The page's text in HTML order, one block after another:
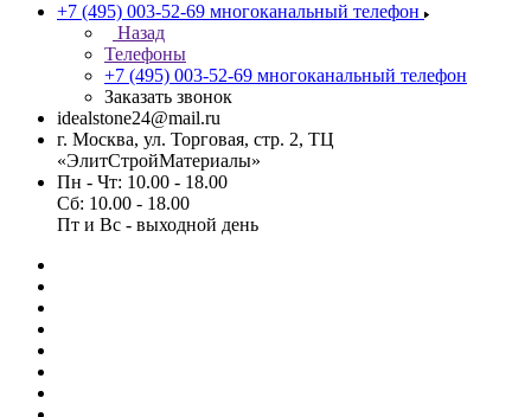
+7 (495) 003-52-69 многоканальный телефон
Назад
Телефоны
+7 (495) 003-52-69 многоканальный телефон
Заказать звонок
idealstone24@mail.ru
г. Москва, ул. Торговая, стр. 2, ТЦ
«ЭлитСтройМатериалы»
Пн - Чт: 10.00 - 18.00
Сб: 10.00 - 18.00
Пт и Вс - выходной день